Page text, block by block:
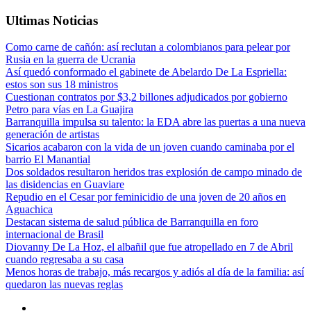
Ultimas Noticias
Como carne de cañón: así reclutan a colombianos para pelear por
Rusia en la guerra de Ucrania
Así quedó conformado el gabinete de Abelardo De La Espriella:
estos son sus 18 ministros
Cuestionan contratos por $3,2 billones adjudicados por gobierno
Petro para vías en La Guajira
Barranquilla impulsa su talento: la EDA abre las puertas a una nueva
generación de artistas
Sicarios acabaron con la vida de un joven cuando caminaba por el
barrio El Manantial
Dos soldados resultaron heridos tras explosión de campo minado de
las disidencias en Guaviare
Repudio en el Cesar por feminicidio de una joven de 20 años en
Aguachica
Destacan sistema de salud pública de Barranquilla en foro
internacional de Brasil
Diovanny De La Hoz, el albañil que fue atropellado en 7 de Abril
cuando regresaba a su casa
Menos horas de trabajo, más recargos y adiós al día de la familia: así
quedaron las nuevas reglas